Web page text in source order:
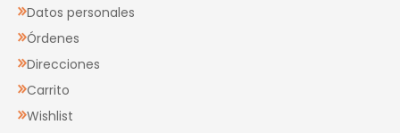
Datos personales
Órdenes
Direcciones
Carrito
Wishlist